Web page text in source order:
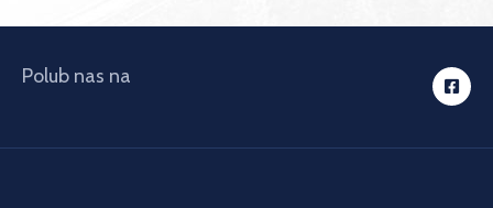
Polub nas na